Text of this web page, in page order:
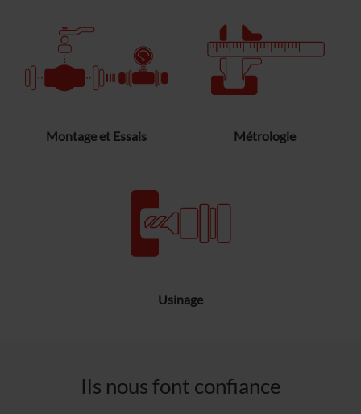
Montage et Essais Métrologie
Usinage
Ils nous font confiance